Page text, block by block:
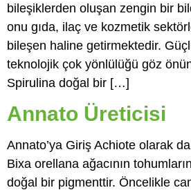
bileşiklerden oluşan zengin bir
onu gıda, ilaç ve kozmetik
bileşen haline getirmektedir.
teknolojik çok yönlülüğü göz
Spirulina doğal bir […]
Annato Üreticisi
Annato’ya Giriş Achiote olarak
Bixa orellana ağacının
doğal bir pigmenttir. Öncelikle